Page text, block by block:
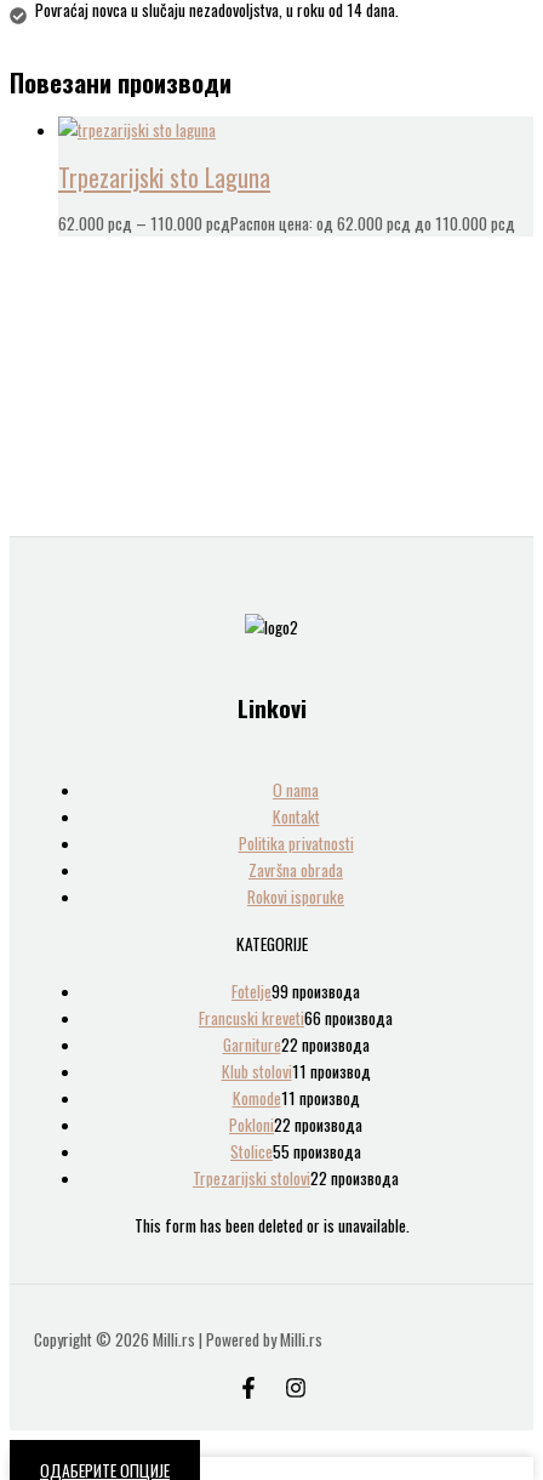
Povraćaj novca u slučaju nezadovoljstva, u roku od 14 dana.
Повезани производи
Trpezarijski sto Laguna
62.000 рсд – 110.000 рсдРаспон цена: од 62.000 рсд до 110.000 рсд
Linkovi
O nama
Kontakt
Politika privatnosti
Završna obrada
Rokovi isporuke
KATEGORIJE
Fotelje99 производа
Francuski kreveti66 производа
Garniture22 производа
Klub stolovi11 производ
Komode11 производ
Pokloni22 производа
Stolice55 производа
Trpezarijski stolovi22 производа
This form has been deleted or is unavailable.
Copyright © 2026 Milli.rs | Powered by Milli.rs
ОДАБЕРИТЕ ОПЦИЈЕ